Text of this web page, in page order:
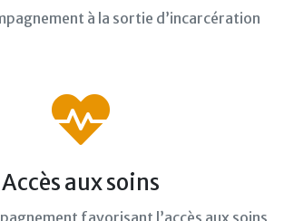
à la sortie d’incarcération
Accès aux soins
favorisant l’accès aux soins